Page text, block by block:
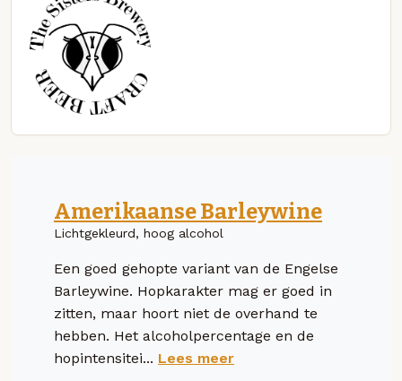
Amerikaanse Barleywine
Lichtgekleurd, hoog alcohol
Een goed gehopte variant van de Engelse
Barleywine. Hopkarakter mag er goed in
zitten, maar hoort niet de overhand te
hebben. Het alcoholpercentage en de
hopintensitei... Lees meer